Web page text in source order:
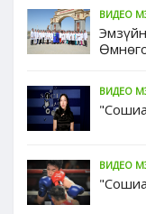
ВИДЕО
ВИДЕО
ВИДЕО